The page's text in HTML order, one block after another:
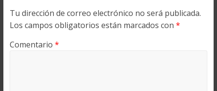
Tu dirección de correo electrónico no será publicada.
Los campos obligatorios están marcados con *
Comentario *